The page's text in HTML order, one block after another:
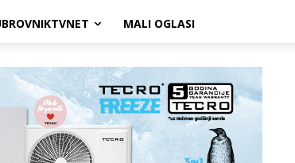
MALI OGLASI